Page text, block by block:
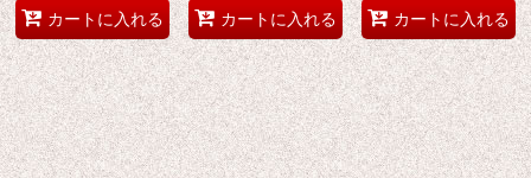
カートに入れる カートに入れる カートに入れる